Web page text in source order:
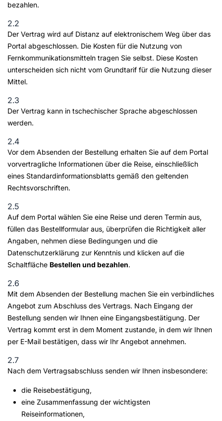
bezahlen.
2.2
Der Vertrag wird auf Distanz auf elektronischem Weg über das
Portal abgeschlossen. Die Kosten für die Nutzung von
Fernkommunikationsmitteln tragen Sie selbst. Diese Kosten
unterscheiden sich nicht vom Grundtarif für die Nutzung dieser
Mittel.
2.3
Der Vertrag kann in tschechischer Sprache abgeschlossen
werden.
2.4
Vor dem Absenden der Bestellung erhalten Sie auf dem Portal
vorvertragliche Informationen über die Reise, einschließlich
eines Standardinformationsblatts gemäß den geltenden
Rechtsvorschriften.
2.5
Auf dem Portal wählen Sie eine Reise und deren Termin aus,
füllen das Bestellformular aus, überprüfen die Richtigkeit aller
Angaben, nehmen diese Bedingungen und die
Datenschutzerklärung zur Kenntnis und klicken auf die
Schaltfläche Bestellen und bezahlen.
2.6
Mit dem Absenden der Bestellung machen Sie ein verbindliches
Angebot zum Abschluss des Vertrags. Nach Eingang der
Bestellung senden wir Ihnen eine Eingangsbestätigung. Der
Vertrag kommt erst in dem Moment zustande, in dem wir Ihnen
per E-Mail bestätigen, dass wir Ihr Angebot annehmen.
2.7
Nach dem Vertragsabschluss senden wir Ihnen insbesondere:
die Reisebestätigung,
eine Zusammenfassung der wichtigsten
Reiseinformationen,